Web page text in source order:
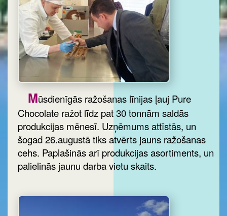
Mūsdienīgās ražošanas līnijas ļauj Pure
Chocolate ražot līdz pat 30 tonnām saldās
produkcijas mēnesī. Uzņēmums attīstās, un
šogad 26.augustā tiks atvērts jauns ražošanas
cehs. Paplašinās arī produkcijas asortiments, un
palielinās jaunu darba vietu skaits.